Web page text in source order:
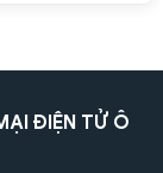
ĐIỆN TỬ Ô